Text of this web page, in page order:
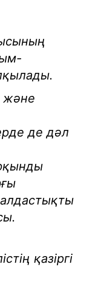
және
де дәл
қазіргі